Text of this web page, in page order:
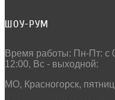
ШОУ-РУМ
Время работы: Пн-Пт: c
12:00, Вс - выходной:
МО, Красногорск,